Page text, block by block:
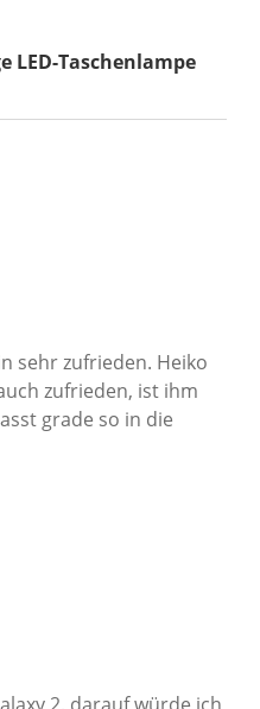
LED-Taschenlampe
sehr zufrieden. Heiko
zufrieden, ist ihm
grade so in die